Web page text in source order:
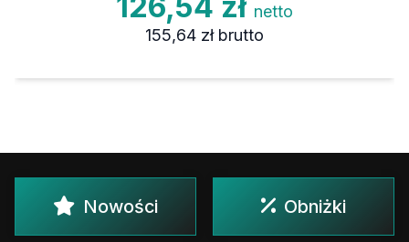
netto
155,64 zł brutto
Nowości Obniżki